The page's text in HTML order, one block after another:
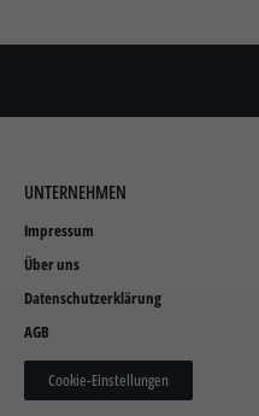
UNTERNEHMEN
Impressum
Über uns
Datenschutzerklärung
AGB
Cookie-Einstellungen